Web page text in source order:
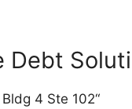
Debt
4 Ste 102“